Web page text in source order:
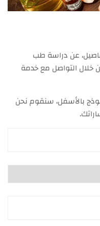
عن دراسة طب
خلال التواصل مع خدمة
بالأسفل، سنقوم نحن